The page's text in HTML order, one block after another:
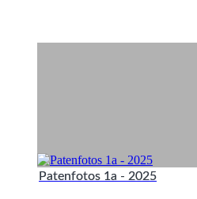
Patenfotos 1a - 2025